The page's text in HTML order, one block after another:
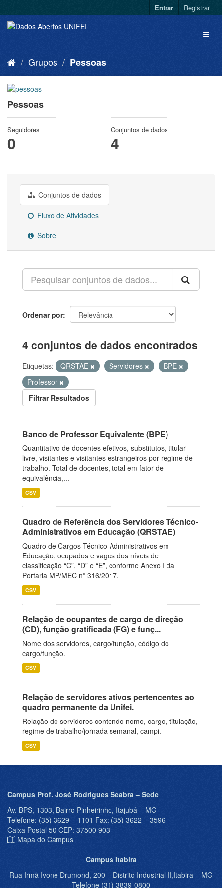
Entrar Registrar
Grupos Pessoas
Pessoas
Seguidores
0
Conjuntos de dados
4
Conjuntos de dados
Fluxo de Atividades
Sobre
Ordenar por
4 conjuntos de dados encontrados
Etiquetas: QRSTAE Servidores
BPE
Professor
Filtrar Resultados
Banco de Professor Equivalente (BPE)
Quantitativo de docentes efetivos, substitutos, titular-
livre, visitantes e visitantes estrangeiros por regime de
trabalho. Total de docentes, total em fator de
equivalência,...
CSV
Quadro de Referência dos Servidores Técnico-
Administrativos em Educação (QRSTAE)
Quadro de Cargos Técnico-Administrativos em
Educação, ocupados e vagos dos níveis de
classificação “C”, “D” e “E”, conforme Anexo I da
Portaria MP/MEC nº 316/2017.
CSV
Relação de ocupantes de cargo de direção
(CD), função gratificada (FG) e funç...
Nome dos servidores, cargo/função, código do
cargo/função.
CSV
Relação de servidores ativos pertencentes ao
quadro permanente da Unifei.
Relação de servidores contendo nome, cargo, titulação,
regime de trabalho/jornada semanal, campi.
CSV
Campus Prof. José Rodrigues Seabra – Sede
Av. BPS, 1303, Bairro Pinheirinho, Itajubá – MG
Telefone: (35) 3629 – 1101 Fax: (35) 3622 – 3596
Caixa Postal 50 CEP: 37500 903
Mapa do Campus
Campus Itabira
Rua Irmã Ivone Drumond, 200 – Distrito Industrial II,Itabira – MG
Telefone (31) 3839-0800